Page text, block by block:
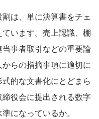
は、単に決算書をチェ
います。売上認識、棚
事者取引などの重要論
らの指摘事項に適切に
的な文書化にとどまら
役会に提出される数字
になっているか。